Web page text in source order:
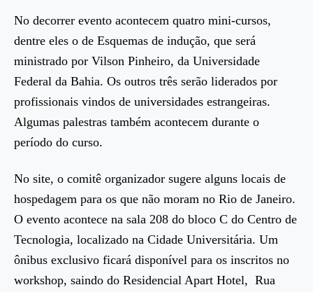
No decorrer evento acontecem quatro mini-cursos,
dentre eles o de Esquemas de indução, que será
ministrado por Vilson Pinheiro, da Universidade
Federal da Bahia. Os outros três serão liderados por
profissionais vindos de universidades estrangeiras.
Algumas palestras também acontecem durante o
período do curso.
No site, o comitê organizador sugere alguns locais de
hospedagem para os que não moram no Rio de Janeiro.
O evento acontece na sala 208 do bloco C do Centro de
Tecnologia, localizado na Cidade Universitária. Um
ônibus exclusivo ficará disponível para os inscritos no
workshop, saindo do Residencial Apart Hotel, Rua